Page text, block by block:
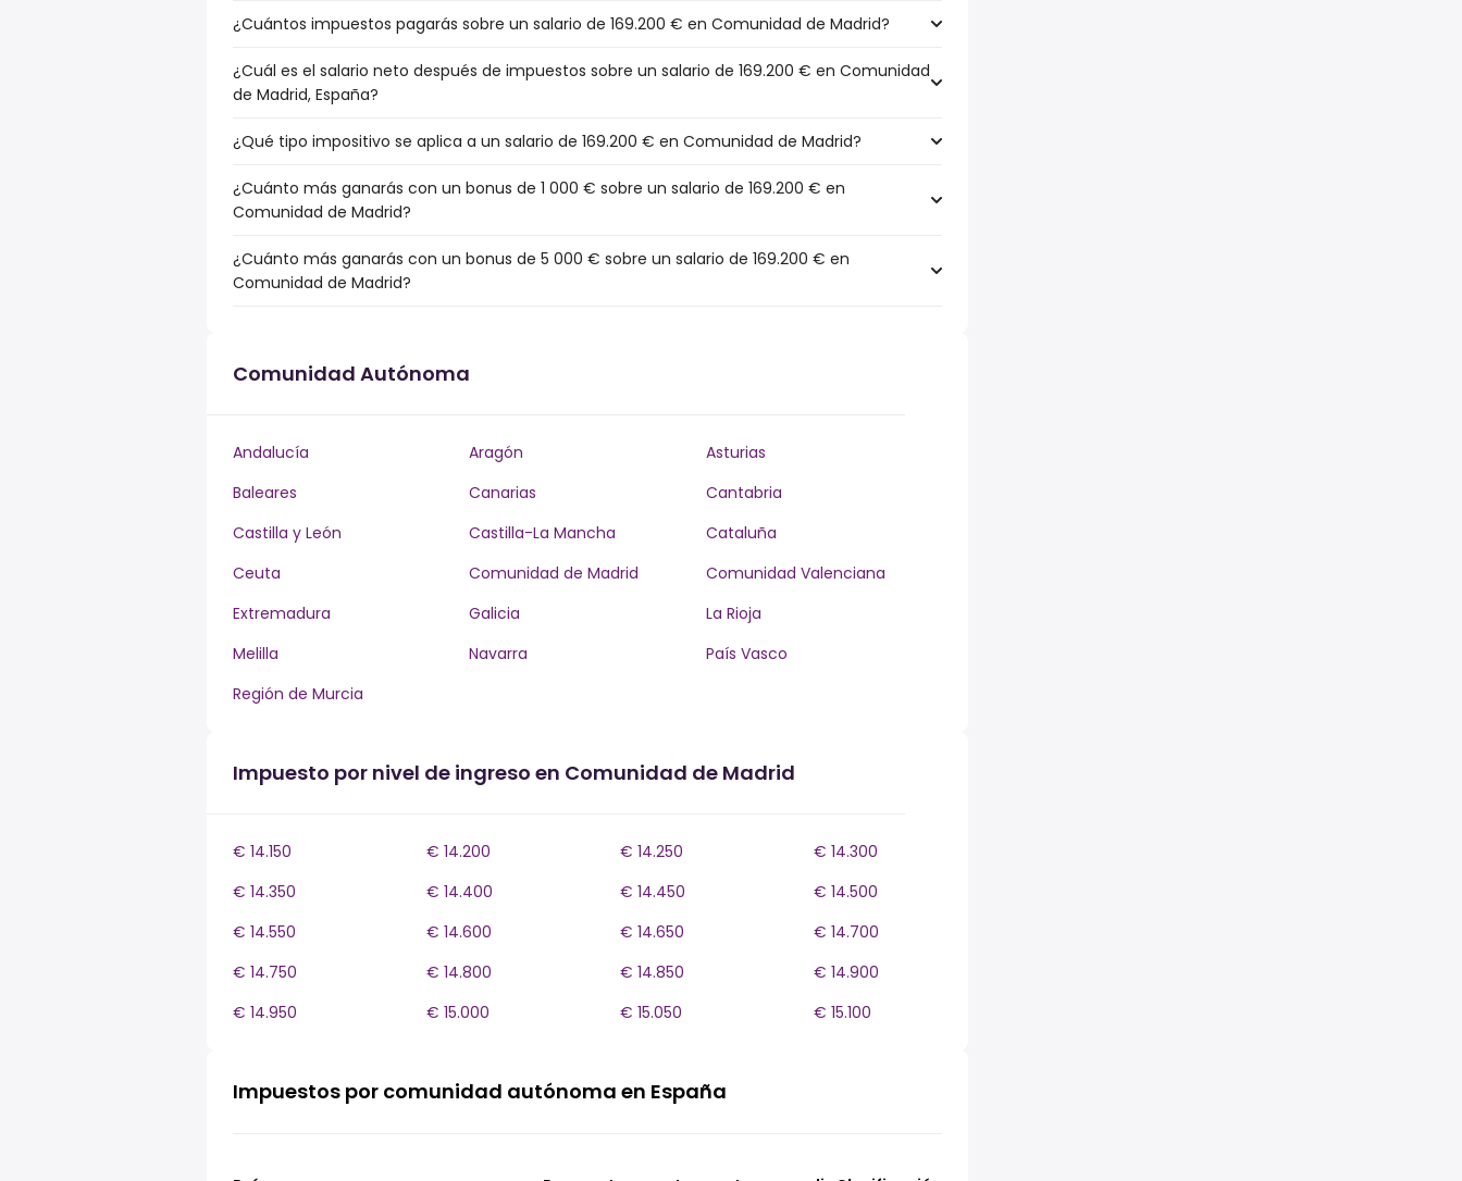
¿Cuántos impuestos pagarás sobre un salario de 169.200 € en Comunidad de Madrid?
¿Cuál es el salario neto después de impuestos sobre un salario de 169.200 € en Comunidad
de Madrid, España?
¿Qué tipo impositivo se aplica a un salario de 169.200 € en Comunidad de Madrid?
¿Cuánto más ganarás con un bonus de 1 000 € sobre un salario de 169.200 € en
Comunidad de Madrid?
¿Cuánto más ganarás con un bonus de 5 000 € sobre un salario de 169.200 € en
Comunidad de Madrid?
Comunidad Autónoma
Andalucía Aragón
Asturias
Baleares
Canarias
Cantabria
Castilla y León
Castilla-La Mancha
Cataluña
Ceuta
Comunidad de Madrid
Comunidad Valenciana
Extremadura
Galicia
La Rioja
Melilla
Navarra
País Vasco
Región de Murcia
Impuesto por nivel de ingreso en Comunidad de Madrid
€ 14.150 € 14.200 € 14.250
€ 14.300
€ 14.350
€ 14.400 € 14.450
€ 14.500
€ 14.550
€ 14.600 € 14.650
€ 14.700
€ 14.750
€ 14.800 € 14.850
€ 14.900
€ 14.950
€ 15.000 € 15.050 € 15.100
Impuestos por comunidad autónoma en España